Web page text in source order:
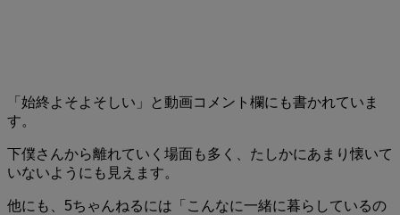
「始終よそよそしい」と動画コメント欄にも書かれていま
す。
下僕さんから離れていく場面も多く、たしかにあまり懐いて
いないようにも見えます。
他にも、5ちゃんねるには「こんなに一緒に暮らしているの